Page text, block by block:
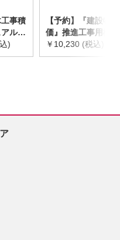
工事積
ル
旬発
)
【予約】『建設物
価』推進工事用機械
器具等基礎価格表
2026年度版
￥10,230 (税込)